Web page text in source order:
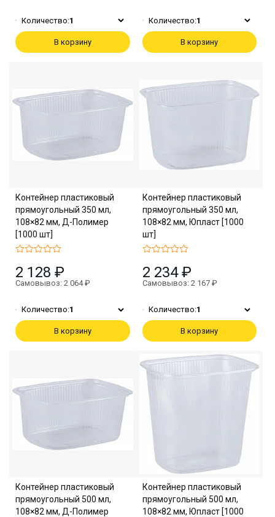
Количество:1
В корзину
Количество:1
В корзину
Контейнер пластиковый
прямоугольный 350 мл,
108×82 мм, Д-Полимер
[1000 шт]
2 128 ₽
Самовывоз: 2 064 ₽
Количество:1
В корзину
Контейнер пластиковый
прямоугольный 350 мл,
108×82 мм, Юпласт [1000
шт]
2 234 ₽
Самовывоз: 2 167 ₽
Количество:1
В корзину
Контейнер пластиковый
прямоугольный 500 мл,
108×82 мм, Д-Полимер
Контейнер пластиковый
прямоугольный 500 мл,
108×82 мм, Юпласт [1000